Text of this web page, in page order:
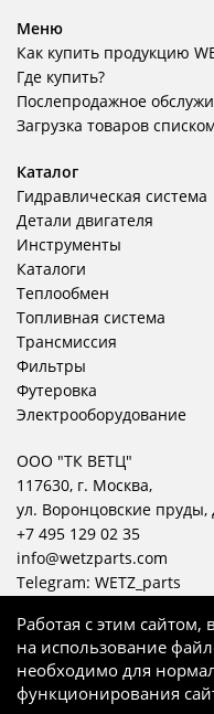
Меню
Как купить продукцию
Где купить?
Послепродажное
Загрузка товаров списком
Каталог
Гидравлическая система
Детали двигателя
Инструменты
Каталоги
Теплообмен
Топливная система
Трансмиссия
Фильтры
Футеровка
Электрооборудование
ООО "ТК ВЕТЦ"
117630, г. Москва,
ул. Воронцовские пруды,
+7 495 129 02 35
info@wetzparts.com
Telegram: WETZ_parts
© WETZ,
Работая с этим сайтом,
на использование
необходимо для
функционирования